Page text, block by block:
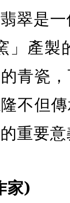
翠是
」產製
青瓷
不但
重要
家)